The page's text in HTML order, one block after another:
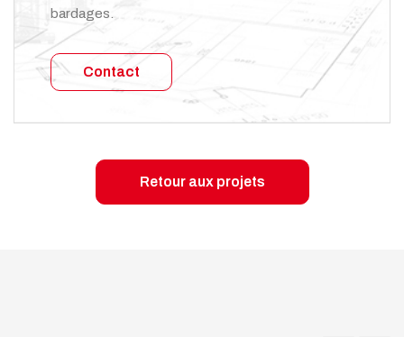
bardages.
Contact
Retour aux projets